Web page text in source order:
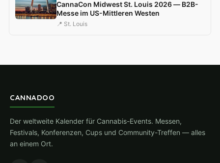
CannaCon Midwest St. Louis 2026 — B2B-
Messe im US-Mittleren Westen
📍 St. Louis
CANNADOO
Der weltweite Kalender für Cannabis-Events. Messen,
Festivals, Konferenzen, Cups und Community-Treffen — alles
an einem Ort.